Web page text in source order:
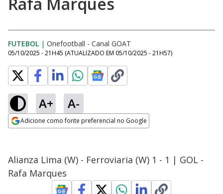
FUTEBOL | Onefootball - Canal GOAT
05/10/2025 - 21H45 (ATUALIZADO EM 05/10/2025 - 21H57)
A+ A-
Adicione como fonte preferencial no Google
Alianza Lima (W) - Ferroviaria (W) 1 - 1 | GOL -
Rafa Marques